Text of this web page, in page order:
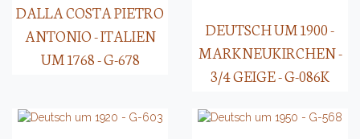
DALLA COSTA PIETRO
ANTONIO - ITALIEN
UM 1768 - G-678
DEUTSCH UM 1900 -
MARKNEUKIRCHEN -
3/4 GEIGE - G-086K